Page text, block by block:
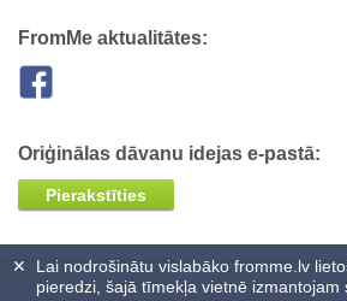
FromMe aktualitātes:
Oriģinālas dāvanu idejas e-pastā:
Pierakstīties
Lai nodrošinātu vislabāko fromme.lv
pieredzi, šajā tīmekļa vietnē izmantojam
✕